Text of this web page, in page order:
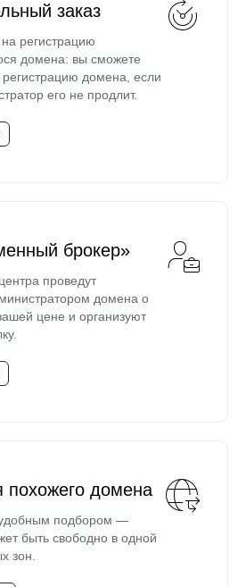
заказ
регистрацию
домена: вы сможете
регистрацию домена, если
его не продлит.
брокер»
проведут
домена о
цене и организуют
похожего домена
удобным подбором —
быть свободно в одной
зон.